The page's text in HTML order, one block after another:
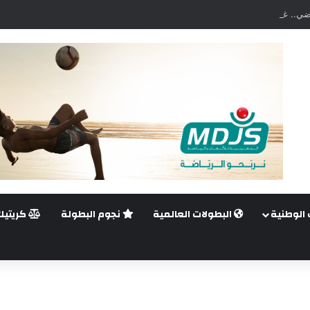
غيليرمي فيريرا يقترب من الجراحة بعد قطع في الرباط الصليبي
الوطنية البطولات العالمية نجوم البطولة